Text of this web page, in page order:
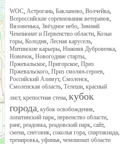
WOC, Астрогань, Бакланово, Волчейка,
Всероссийские соревнования ветеранов,
Вязовенька, Звёздное небо, Зимний
Чемпионат и Первенство области, Козьи
горы, Колодня, Лесная карусель,
Митинские карьеры, Нижняя Дубровенка,
Новичок, Новогодние старты,
Пржевальское, Пригорское, Приз
Пржевальского, Приз смолян-героев,
Российский Азимут, Смоленск,
Смоленская область, Телеши, красный
лист, крепостная стена, кубок
города, кубок освобождения,
лопатинский парк, первенство области,
ранг, реадовка, реадовский парк, сайт,
смена, снеговик, соколья гора, спартакиада,
тренировка, уфинья, чемпионат области